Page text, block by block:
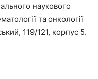
наукового
та онкології
119/121, корпус 5.